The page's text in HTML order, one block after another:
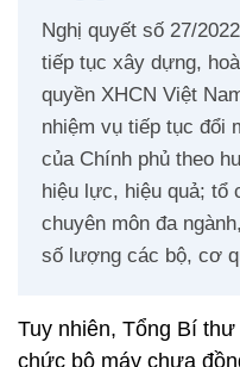
Nghị quyết số 27/
tiếp tục xây dựng,
quyền XHCN Việt
nhiệm vụ tiếp tục đổi
của Chính phủ theo
hiệu lực, hiệu quả; tổ
chuyên môn đa
số lượng các bộ, cơ
Tuy nhiên, Tổng Bí
chức bộ máy chưa